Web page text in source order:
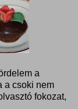
a
a csoki nem
fokozat,